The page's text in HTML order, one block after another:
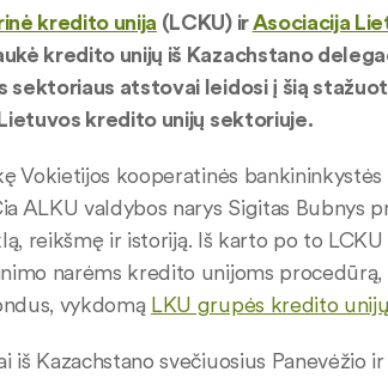
kredito unija (LCKU) irAsociacija
kredito unijų iš Kazachstano
sektoriaus atstovai leidosi į šią
kredito unijų sektoriuje.
Vokietijos kooperatinės
ALKU valdybos narys Sigitas
reikšmę ir istoriją. Iš karto po to
narėms kredito unijoms
vykdomą LKU grupės kredito unijų
iš Kazachstano svečiuosius